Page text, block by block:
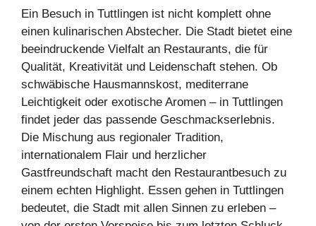
Ein Besuch in Tuttlingen ist nicht komplett ohne
einen kulinarischen Abstecher. Die Stadt bietet eine
beeindruckende Vielfalt an Restaurants, die für
Qualität, Kreativität und Leidenschaft stehen. Ob
schwäbische Hausmannskost, mediterrane
Leichtigkeit oder exotische Aromen – in Tuttlingen
findet jeder das passende Geschmackserlebnis.
Die Mischung aus regionaler Tradition,
internationalem Flair und herzlicher
Gastfreundschaft macht den Restaurantbesuch zu
einem echten Highlight. Essen gehen in Tuttlingen
bedeutet, die Stadt mit allen Sinnen zu erleben –